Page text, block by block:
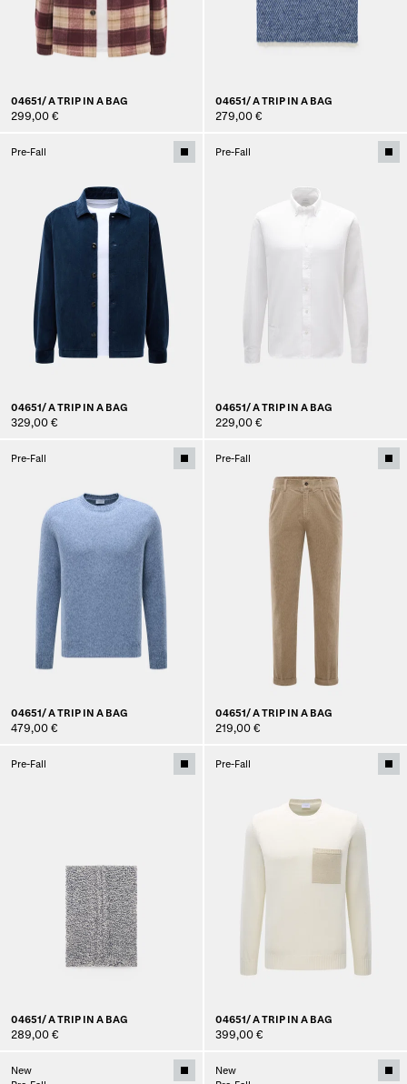
04651/ A TRIP IN A BAG
299,00 €
04651/ A TRIP IN A BAG
279,00 €
Pre-Fall
04651/ A TRIP IN A BAG
329,00 €
Pre-Fall
04651/ A TRIP IN A BAG
229,00 €
Pre-Fall
04651/ A TRIP IN A BAG
479,00 €
Pre-Fall
04651/ A TRIP IN A BAG
219,00 €
Pre-Fall
04651/ A TRIP IN A BAG
289,00 €
Pre-Fall
04651/ A TRIP IN A BAG
399,00 €
New
New